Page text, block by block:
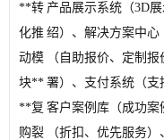
**转
化推
动模
块**
产品展示系统（3D
绍）、解决方案中
（自助报价、定制
署）、支付系统（支
**复
购裂
客户案例库（成功案
（折扣、优先服务